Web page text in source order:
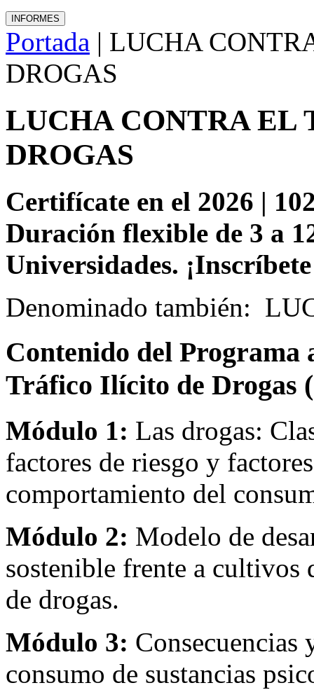
Portada | LUCHA
DROGAS
LUCHA CONTRA
DROGAS
Certifícate en el 2026 |
Duración flexible de 3 a
Universidades.
Denominado también:
Contenido del Programa
Tráfico Ilícito de Drogas
Módulo 1: Las drogas:
factores de riesgo y
comportamiento del
Módulo 2: Modelo de
sostenible frente a
de drogas.
Módulo 3:
consumo de sustancias